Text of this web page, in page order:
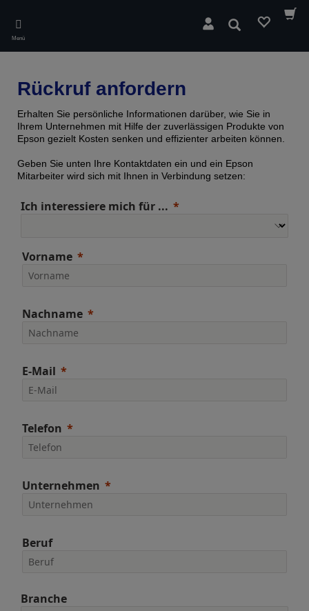
main
content
Menü
Suchen
Rückruf anfordern
Erhalten Sie persönliche Informationen darüber, wie Sie in
Ihrem Unternehmen mit Hilfe der zuverlässigen Produkte von
Epson gezielt Kosten senken und effizienter arbeiten können.
Geben Sie unten Ihre Kontaktdaten ein und ein Epson
Mitarbeiter wird sich mit Ihnen in Verbindung setzen:
Ich interessiere mich für ...
Vorname
Nachname
E-Mail
Telefon
Unternehmen
Beruf
Branche